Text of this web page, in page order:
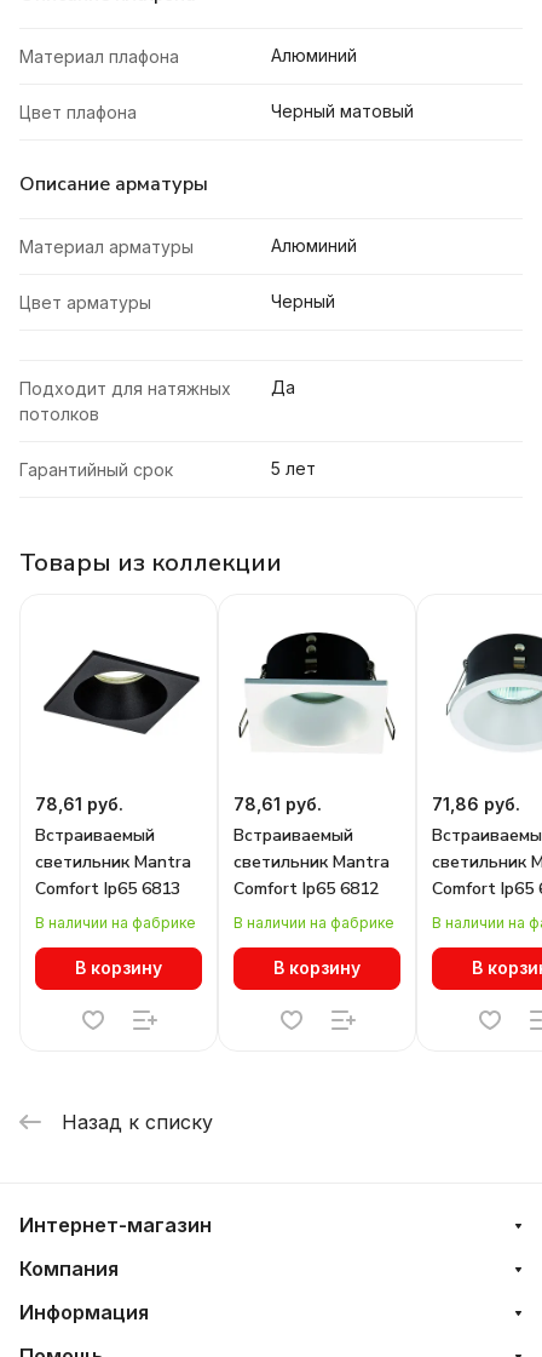
Материал плафона Алюминий
Цвет плафона Черный матовый
Описание арматуры
Материал арматуры Алюминий
Цвет арматуры Черный
Подходит для натяжных
потолков
Да
Гарантийный срок 5 лет
Товары из коллекции
78,61 руб.
Встраиваемый
светильник Mantra
Comfort Ip65 6813
В наличии на фабрике
В корзину
78,61 руб.
Встраиваемый
светильник Mantra
Comfort Ip65 6812
В наличии на фабрике
В корзину
71,86 руб.
светильник
Comfort Ip65
В наличии на
В
Назад к списку
Интернет-магазин
Компания
Информация